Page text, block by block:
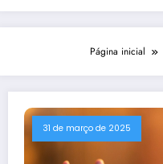
Página inicial
31 de março de 2025